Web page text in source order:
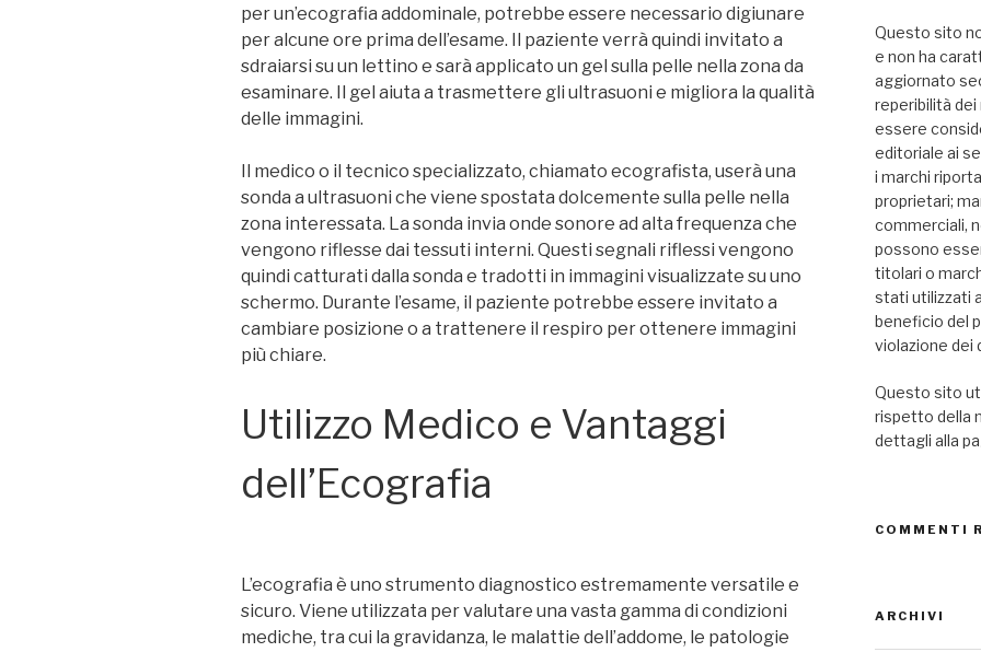
per un’ecografia addominale, potrebbe essere necessario digiunare
per alcune ore prima dell’esame. Il paziente verrà quindi invitato a
sdraiarsi su un lettino e sarà applicato un gel sulla pelle nella zona da
esaminare. Il gel aiuta a trasmettere gli ultrasuoni e migliora la qualità
delle immagini.
Il medico o il tecnico specializzato, chiamato ecografista, userà una
sonda a ultrasuoni che viene spostata dolcemente sulla pelle nella
zona interessata. La sonda invia onde sonore ad alta frequenza che
vengono riflesse dai tessuti interni. Questi segnali riflessi vengono
quindi catturati dalla sonda e tradotti in immagini visualizzate su uno
schermo. Durante l’esame, il paziente potrebbe essere invitato a
cambiare posizione o a trattenere il respiro per ottenere immagini
più chiare.
Utilizzo Medico e Vantaggi
dell’Ecografia
L’ecografia è uno strumento diagnostico estremamente versatile e
sicuro. Viene utilizzata per valutare una vasta gamma di condizioni
mediche, tra cui la gravidanza, le malattie dell’addome, le patologie
Questo sito
e non ha
aggiornato
reperibilità
essere
editoriale ai
i marchi
proprietari;
commerciali,
possono
titolari o
stati utilizzati
beneficio del
violazione dei
Questo sito
rispetto della
dettagli alla
COMMENTI
ARCHIVI